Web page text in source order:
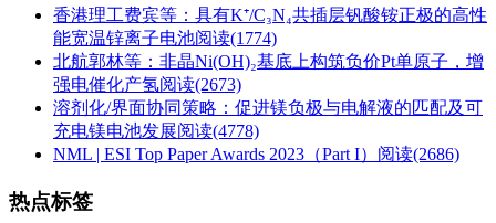
香港理工费宾等：具有K⁺/C₃N₄共插层钒酸铵正极的高性
能宽温锌离子电池阅读(1774)
北航郭林等：非晶Ni(OH)₂基底上构筑负价Pt单原子，增
强电催化产氢阅读(2673)
溶剂化/界面协同策略：促进镁负极与电解液的匹配及可
充电镁电池发展阅读(4778)
NML | ESI Top Paper Awards 2023（Part I） 阅读(2686)
热点标签